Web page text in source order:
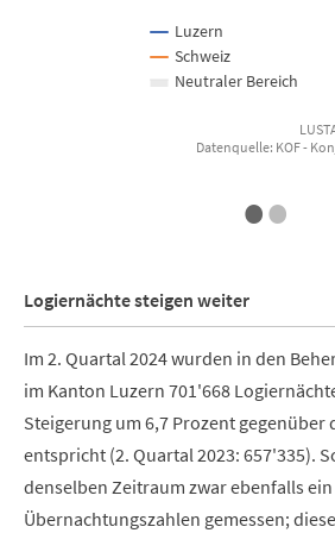
Luzern
Schweiz
Neutraler Bereich
Datenquelle: KOF -
••
Logiernächte steigen weiter
Im 2. Quartal 2024 wurden in den
im Kanton Luzern 701'668
Steigerung um 6,7 Prozent
entspricht (2. Quartal 2023: 657'335).
denselben Zeitraum zwar ebenfalls
Übernachtungszahlen gemessen;